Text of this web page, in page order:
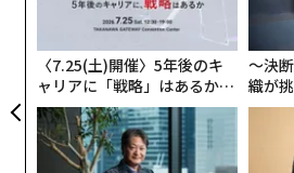
〈7.25(土)開催〉5年後のキ
ャリアに「戦略」はあるか。
トップエグゼクティブのキャ
リアに触れる1日│CAREER S
UMMIT 2026
〜決
織が
う”企
TT